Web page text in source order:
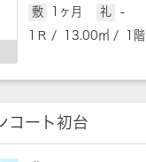
敷 1ヶ月 礼
-
1Ｒ / 13.00㎡ / 1階
コート初台